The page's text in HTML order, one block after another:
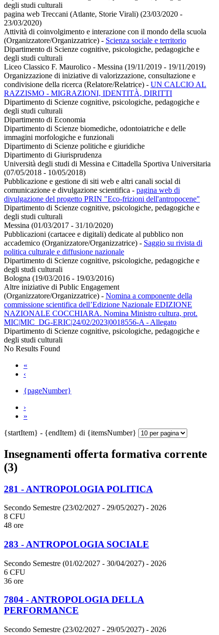
degli studi culturali
pagina web Treccani (Atlante, Storie Virali) (23/03/2020 -
23/03/2020)
Attività di coinvolgimento e interazione con il mondo della scuola
(Organizzatore/Organizzatrice) - Scienza sociale e territorio
Dipartimento di Scienze cognitive, psicologiche, pedagogiche e
degli studi culturali
Liceo Classico F. Maurolico - Messina (19/11/2019 - 19/11/2019)
Organizzazione di iniziative di valorizzazione, consultazione e
condivisione della ricerca (Relatore/Relatrice) - UN CALCIO AL
RAZZISMO - MIGRAZIONI, IDENTITÀ, DIRITTI
Dipartimento di Scienze cognitive, psicologiche, pedagogiche e
degli studi culturali
Dipartimento di Economia
Dipartimento di Scienze biomediche, odontoiatriche e delle
immagini morfologiche e funzionali
Dipartimento di Scienze politiche e giuridiche
Dipartimento di Giurisprudenza
Università degli studi di Messina e Cittadella Sportiva Universitaria
(07/05/2018 - 10/05/2018)
Pubblicazione e gestione di siti web e altri canali social di
comunicazione e divulgazione scientifica - pagina web di
divulgazione del progetto PRIN "Eco-frizioni dell'antropocene"
Dipartimento di Scienze cognitive, psicologiche, pedagogiche e
degli studi culturali
Messina (01/03/2017 - 31/10/2020)
Pubblicazioni (cartacee e digitali) dedicate al pubblico non
accademico (Organizzatore/Organizzatrice) - Saggio su rivista di
politica culturale e diffusione nazionale
Dipartimento di Scienze cognitive, psicologiche, pedagogiche e
degli studi culturali
Bologna (19/03/2016 - 19/03/2016)
Altre iniziative di Public Engagement
(Organizzatore/Organizzatrice) - Nomina a componente della
commissione scientifica dell’Edizione Nazionale EDIZIONE
NAZIONALE COCCHIARA. Nomina Ministro cultura, prot.
MIC|MIC_DG-ERIC|24/02/2023|0018556-A - Allegato
Dipartimento di Scienze cognitive, psicologiche, pedagogiche e
degli studi culturali
No Results Found
«
‹
{pageNumber}
›
»
{startItem} - {endItem} di {itemsNumber}
Insegnamenti offerta formativa corrente
(3)
281 - ANTROPOLOGIA POLITICA
Secondo Semestre (23/02/2027 - 29/05/2027) - 2026
8 CFU
48 ore
283 - ANTROPOLOGIA SOCIALE
Secondo Semestre (01/02/2027 - 30/04/2027) - 2026
6 CFU
36 ore
7804 - ANTROPOLOGIA DELLA
PERFORMANCE
Secondo Semestre (23/02/2027 - 29/05/2027) - 2026